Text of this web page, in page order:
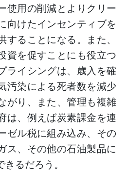
使用の削減とよりクリー
向けたインセンティブを
ることになる。また、
資を促すことにも役立つ
ライシングは、歳入を確
汚染による死者数を減少
がり、また、管理も複雑
は、例えば炭素課金を連
ゼル税に組み込み、その
ス、その他の石油製品に
るだろう。